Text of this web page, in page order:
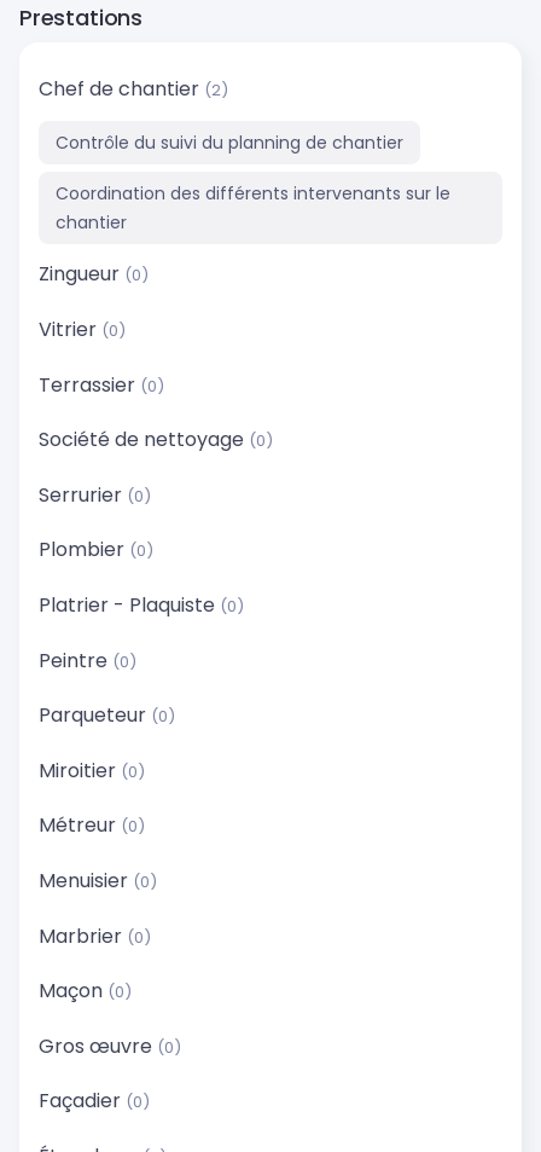
Prestations
Chef de chantier (2)
Contrôle du suivi du planning de chantier
Coordination des différents intervenants sur le
chantier
Zingueur (0)
Vitrier (0)
Terrassier (0)
Société de nettoyage (0)
Serrurier (0)
Plombier (0)
Platrier - Plaquiste (0)
Peintre (0)
Parqueteur (0)
Miroitier (0)
Métreur (0)
Menuisier (0)
Marbrier (0)
Maçon (0)
Gros œuvre (0)
Façadier (0)